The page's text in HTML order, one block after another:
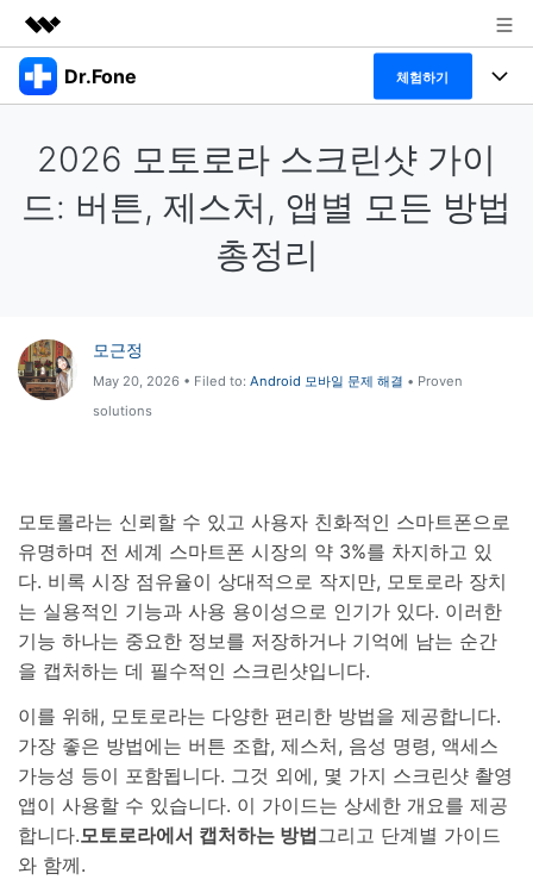
주요 제품
유틸리티
솔루션
회사 소개
도움말 센터
Dr.Fone 체험하기
프로그램
온라인
사용 방법은 무엇입니까?
고객 지원 센터
다운로드 센터
리소스 허브
3,000개 이상의 사용 가이드, 전문가 팁 및 최
신 모바일 소식을 확인하세요.
고객 지원
🔓️온라인 잠금 해제
무료 다운로드 로그인
검색하기
2026 모토로라 스크린샷 가이
드: 버튼, 제스처, 앱별 모든 방법
총정리
모근정
May 20, 2026 • Filed to: Android 모바일 문제 해결 • Proven
solutions
모토롤라는 신뢰할 수 있고 사용자 친화적인 스마트폰으로
유명하며 전 세계 스마트폰 시장의 약 3%를 차지하고 있
다. 비록 시장 점유율이 상대적으로 작지만, 모토로라 장치
는 실용적인 기능과 사용 용이성으로 인기가 있다. 이러한
기능 하나는 중요한 정보를 저장하거나 기억에 남는 순간
을 캡처하는 데 필수적인 스크린샷입니다.
이를 위해, 모토로라는 다양한 편리한 방법을 제공합니다.
가장 좋은 방법에는 버튼 조합, 제스처, 음성 명령, 액세스
가능성 등이 포함됩니다. 그것 외에, 몇 가지 스크린샷 촬영
앱이 사용할 수 있습니다. 이 가이드는 상세한 개요를 제공
합니다.모토로라에서 캡처하는 방법그리고 단계별 가이드
와 함께.